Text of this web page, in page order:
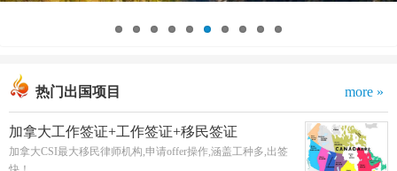
热门出国项目 more »
加拿大工作签证+工作签证+移民签证
加拿大CSI最大移民律师机构,申请offer操作,涵盖工种多,出签